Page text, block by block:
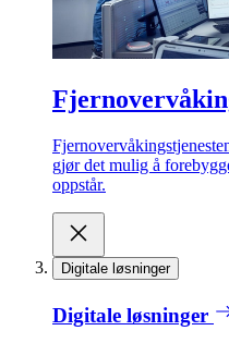
gjør det mulig å
oppstår.
Digitale løsninger
Digitale løsninger